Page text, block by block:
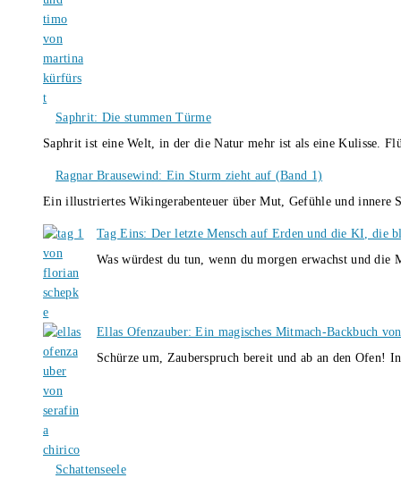
Saphrit: Die stummen Türme
Saphrit ist eine Welt, in der die Natur mehr ist als eine Kulisse.
Ragnar Brausewind: Ein Sturm zieht auf (Band 1)
Ein illustriertes Wikingerabenteuer über Mut, Gefühle und
Tag Eins: Der letzte Mensch auf Erden und die KI, die
Was würdest du tun, wenn du morgen erwachst und
Ellas Ofenzauber: Ein magisches Mitmach-Backbuch
Schürze um, Zauberspruch bereit und ab an den Ofen!
Schattenseele